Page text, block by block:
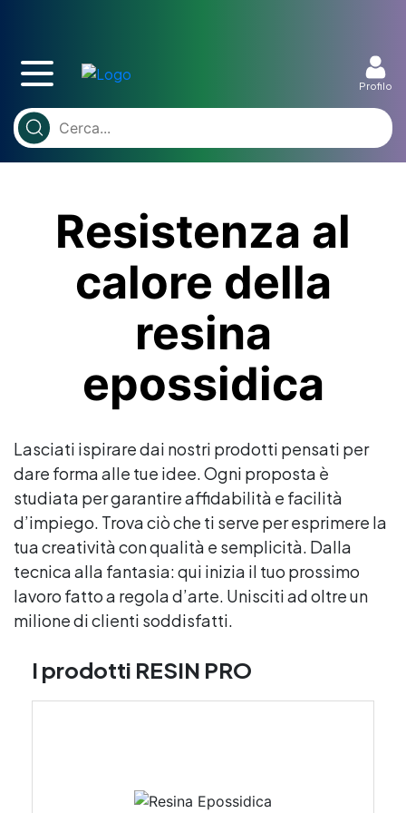
Profilo
Resistenza al
calore della
resina
epossidica
Lasciati ispirare dai nostri prodotti pensati per
dare forma alle tue idee. Ogni proposta è
studiata per garantire affidabilità e facilità
d’impiego. Trova ciò che ti serve per esprimere la
tua creatività con qualità e semplicità. Dalla
tecnica alla fantasia: qui inizia il tuo prossimo
lavoro fatto a regola d’arte. Unisciti ad oltre un
milione di clienti soddisfatti.
I prodotti RESIN PRO